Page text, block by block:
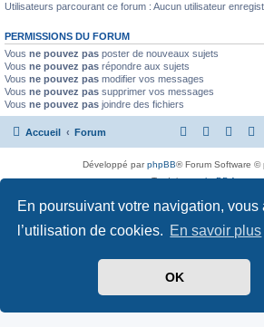
En poursuivant votre navigation, vous
l’utilisation de cookies. En savoir plus
OK
Utilisateurs parcourant ce forum : Aucun utilisateur
PERMISSIONS DU FORUM
Vous ne pouvez pas poster de nouveaux sujets
Vous ne pouvez pas répondre aux sujets
Vous ne pouvez pas modifier vos messages
Vous ne pouvez pas supprimer vos messages
Vous ne pouvez pas joindre des fichiers
Accueil Forum
Développé parphpBB® Forum Software ©
Traduit parphpBB-fr.com